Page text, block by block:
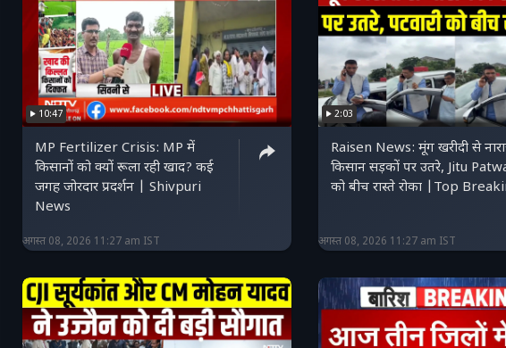
10:47
MP Fertilizer Crisis: MP में
किसानों को क्यों रूला रही खाद? कई
जगह जोरदार प्रदर्शन | Shivpuri
News
अगस्त 08, 2026 11:27 am IST
2:03
Raisen News: मूंग खरीदी से
किसान सड़कों पर उतरे, Jitu
को बीच रास्ते रोका |Top
अगस्त 08, 2026 11:27 am IST